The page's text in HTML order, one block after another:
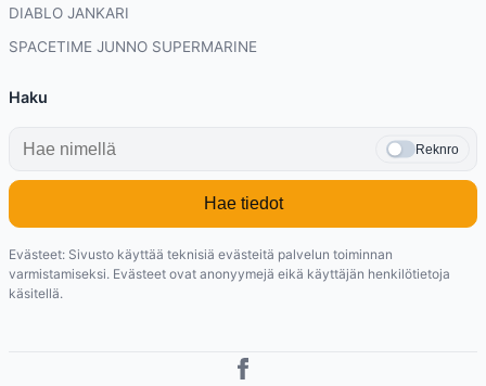
DIABLO JANKARI
SPACETIME JUNNO SUPERMARINE
Haku
Reknro
Hae tiedot
Evästeet: Sivusto käyttää teknisiä evästeitä palvelun toiminnan
varmistamiseksi. Evästeet ovat anonyymejä eikä käyttäjän henkilötietoja
käsitellä.